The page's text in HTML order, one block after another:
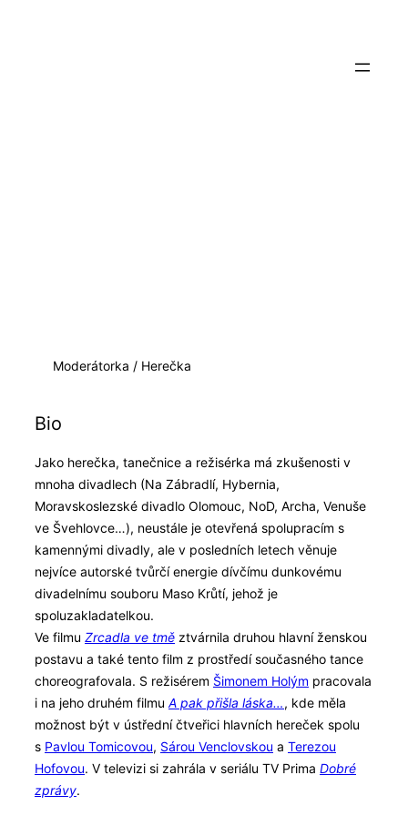
Moderátorka / Herečka
Bio
Jako herečka, tanečnice a režisérka má zkušenosti v
mnoha divadlech (Na Zábradlí, Hybernia,
Moravskoslezské divadlo Olomouc, NoD, Archa, Venuše
ve Švehlovce…), neustále je otevřená spolupracím s
kamennými divadly, ale v posledních letech věnuje
nejvíce autorské tvůrčí energie dívčímu dunkovému
divadelnímu souboru Maso Krůtí, jehož je
spoluzakladatelkou.
Ve filmu Zrcadla ve tmě ztvárnila druhou hlavní ženskou
postavu a také tento film z prostředí současného tance
choreografovala. S režisérem Šimonem Holým pracovala
i na jeho druhém filmu A pak přišla láska…, kde měla
možnost být v ústřední čtveřici hlavních hereček spolu
s Pavlou Tomicovou, Sárou Venclovskou a Terezou
Hofovou. V televizi si zahrála v seriálu TV Prima Dobré
zprávy.